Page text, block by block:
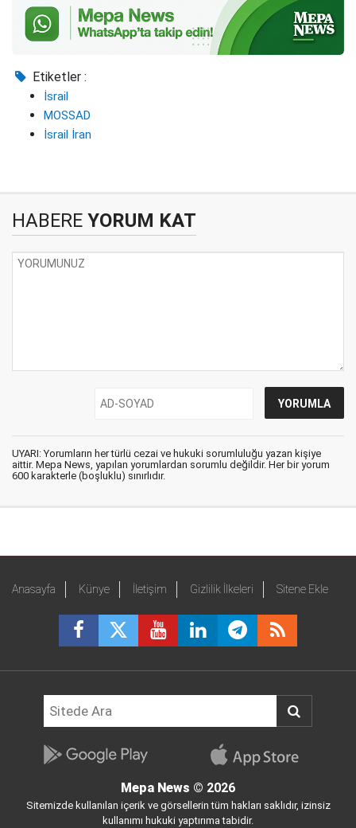
Etiketler :
İsrail
MOSSAD
İsrail İran
HABERE YORUM KAT
UYARI: Yorumların her türlü cezai ve hukuki sorumluluğu yazan kişiye
aittir. Mepa News, yapılan yorumlardan sorumlu değildir. Her bir yorum
600 karakterle (boşluklu) sınırlıdır.
Anasayfa Künye İletişim Gizlilik İlkeleri Sitene Ekle
Mepa News © 2026
Sitemizde kullanılan içerik ve görsellerin tüm hakları saklıdır, izinsiz
kullanımı hukuki yaptırıma tabidir.